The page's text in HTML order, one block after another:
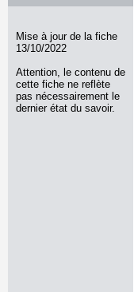
Mise à jour de la fiche
13/10/2022
Attention, le contenu de
cette fiche ne reflète
pas nécessairement le
dernier état du savoir.